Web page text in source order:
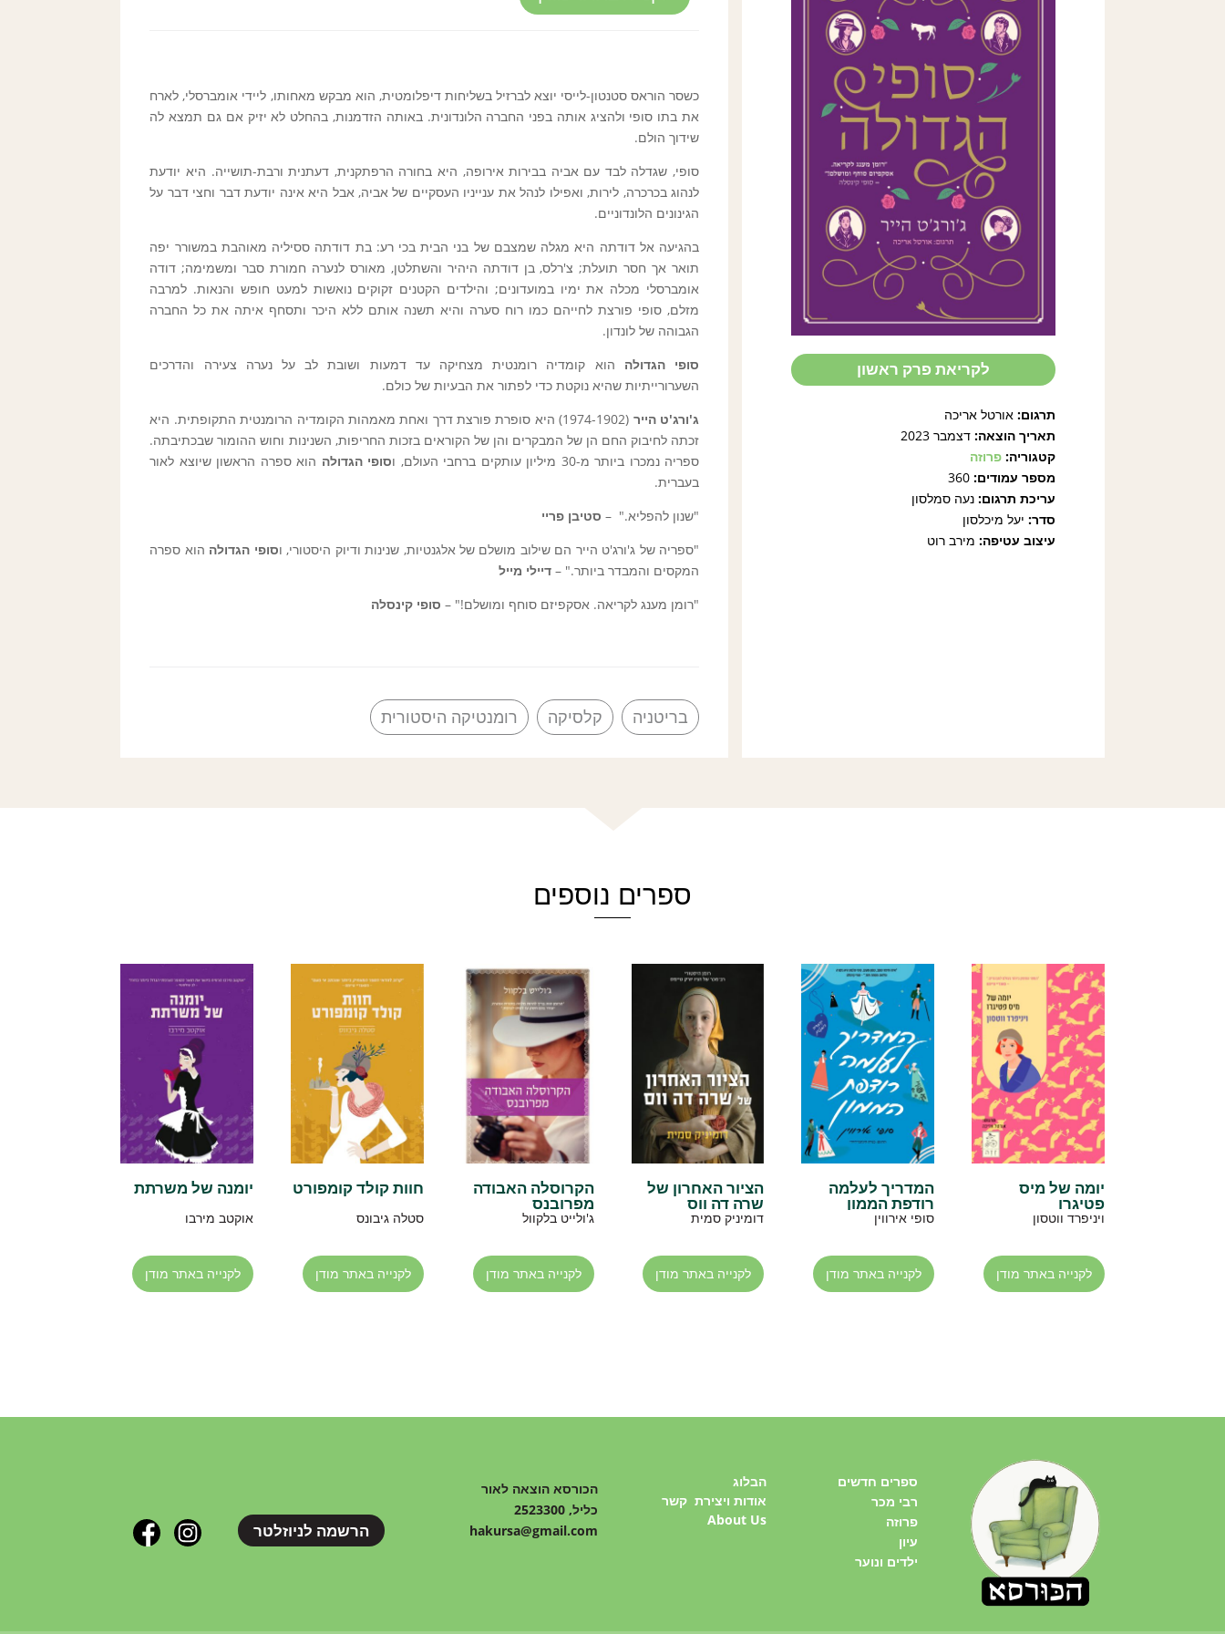
כשסר הוראס סטנטון-לייסי יוצא לברזיל בשליחות דיפלומטית, הוא מבקש מאחותו, ליידי אומברסלי, לארח
את בתו סופי ולהציג אותה בפני החברה הלונדונית. באותה הזדמנות, בהחלט לא יזיק אם גם תמצא לה
שידוך הולם.
סופי, שגדלה לבד עם אביה בבירות אירופה, היא בחורה הרפתקנית, דעתנית ורבת-תושייה. היא יודעת
לנהוג בכרכרה, לירות, ואפילו לנהל את ענייניו העסקיים של אביה, אבל היא אינה יודעת דבר וחצי דבר על
הגינונים הלונדוניים.
בהגיעה אל דודתה היא מגלה שמצבם של בני הבית בכי רע: בת דודתה ססיליה מאוהבת במשורר יפה
תואר אך חסר תועלת; צ'רלס, בן דודתה היהיר והשתלטן, מאורס לנערה חמורת סבר ומשמימה; דודה
אומברסלי מכלה את ימיו במועדונים; והילדים הקטנים זקוקים נואשות למעט חופש והנאות. למרבה
מזלם, סופי פורצת לחייהם כמו רוח סערה והיא תשנה אותם ללא היכר ותסחף איתה את כל החברה
הגבוהה של לונדון.
סופי הגדולה הוא קומדיה רומנטית מצחיקה עד דמעות ושובת לב על נערה צעירה והדרכים
השערורייתיות שהיא נוקטת כדי לפתור את הבעיות של כולם.
ג'ורג'ט הייר
(1974-1902) היא סופרת פורצת דרך ואחת מאמהות הקומדיה הרומנטית התקופתית. היא
זכתה לחיבוק החם הן של המבקרים והן של הקוראים בזכות החריפות, השנינות וחוש ההומור שבכתיבתה.
ספריה נמכרו ביותר מ-30 מיליון עותקים ברחבי העולם, ו
סופי הגדולה הוא ספרה הראשון שיוצא לאור
בעברית.
"שנון להפליא." – סטיבן פריי
"ספריה של ג'ורג'ט הייר הם שילוב מושלם של אלגנטיות, שנינות ודיוק היסטורי, וסופי הגדולה הוא ספרה
המקסים והמבדר ביותר." – דיילי מייל
"רומן מענג לקריאה. אסקפיזם סוחף ומושלם!" – סופי קינסלה
בריטניה קלסיקה רומנטיקה היסטורית
THE
GRAND
SOPHY
Georgette Heyer
לקריאת פרק ראשון
תרגום:אורטל אריכה
תאריך הוצאה:דצמבר 2023
קטגוריה:פרוזה
מספר עמודים:360
עריכת תרגום:נעה סמלסון
סדר: יעל מיכלסון
עיצוב עטיפה: מירב רוט
ספרים נוספים
יומה של מיס
פטיגרו
ויניפרד ווטסון
לקנייה באתר מודן
המדריך לעלמה
רודפת הממון
סופי אירווין
לקנייה באתר מודן
הציור האחרון של
שרה דה ווס
דומיניק סמית
לקנייה באתר מודן
הקרוסלה האבודה
מפרובנס
ג'ולייט בלקוול
לקנייה באתר מודן
חוות קולד קומפורט
סטלה גיבונס
לקנייה באתר מודן
יומנה של משרתת
אוקטב מירבו
לקנייה באתר מודן
הכורסא הוצאה לאור
כליל, 2523300
hakursa@gmail.com
הרשמה לניוזלטר
הבלוג
אודות ויצירת קשר
About Us
ספרים חדשים
רבי מכר
פרוזה
עיון
ילדים ונוער